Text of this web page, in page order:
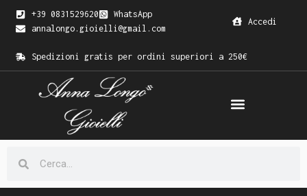
+39 0831529620
WhatsApp
annalongo.gioielli@gmail.com
Accedi
Spedizioni gratis per ordini superiori a 250€